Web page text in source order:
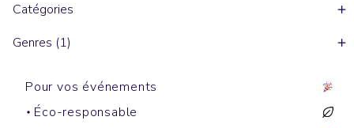
Catégories
Genres (1)
Pour vos événements
Éco-responsable